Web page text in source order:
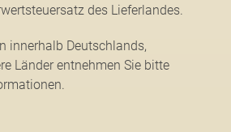
des Lieferlandes.
innerhalb Deutschlands,
Länder entnehmen Sie bitte
.